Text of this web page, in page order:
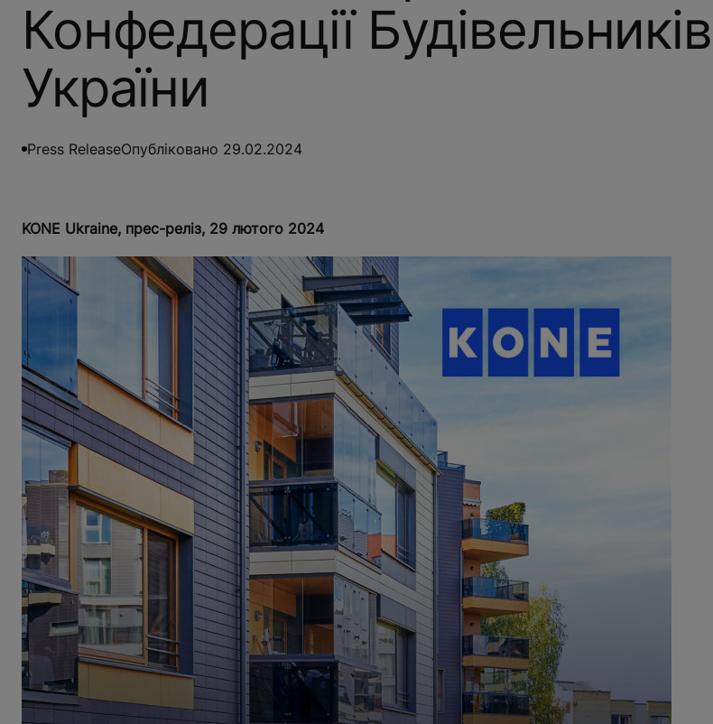
Конфедерації Будівельників
України
Press ReleaseОпубліковано 29.02.2024
KONE Ukraine, прес-реліз, 29 лютого 2024